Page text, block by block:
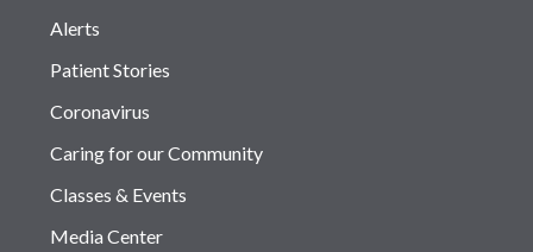
Alerts
Patient Stories
Coronavirus
Caring for our Community
Classes & Events
Media Center